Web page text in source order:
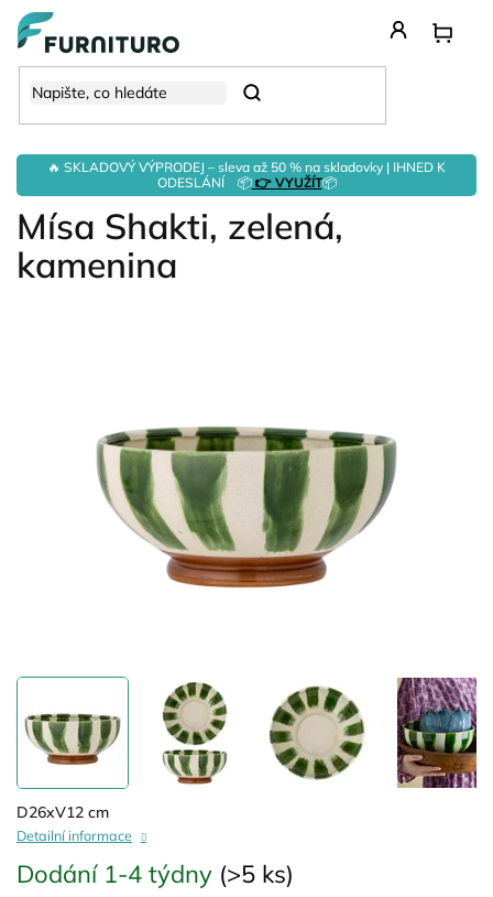
Přejít
obsah
🔥 SKLADOVÝ VÝPRODEJ – sleva až 50 % na skladovky | IHNED K
ODESLÁNÍ 📦👉 VYUŽÍT📦
Hledat
Mísa Shakti, zelená,
kamenina
Dodání 1-4 týdny (>5 ks)
D26xV12 cm
Detailní informace